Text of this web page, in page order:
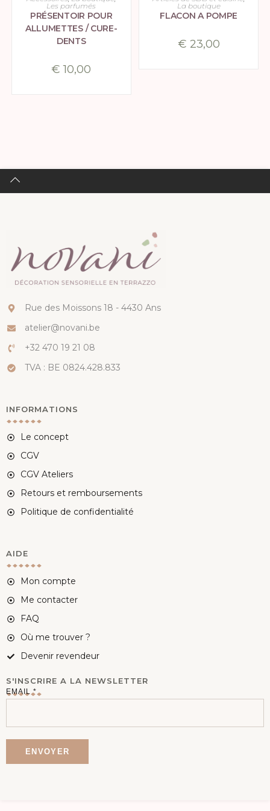
Les parfumés
PRÉSENTOIR POUR
ALLUMETTES / CURE-
DENTS
€ 10,00
La boutique
FLACON A POMPE
€ 23,00
Rue des Moissons 18 - 4430 Ans
atelier@novani.be
+32 470 19 21 08
TVA : BE 0824.428.833
INFORMATIONS
Le concept
CGV
CGV Ateliers
Retours et remboursements
Politique de confidentialité
AIDE
Mon compte
Me contacter
FAQ
Où me trouver ?
Devenir revendeur
S'INSCRIRE A LA NEWSLETTER
E
EMAIL*
ENVOYER